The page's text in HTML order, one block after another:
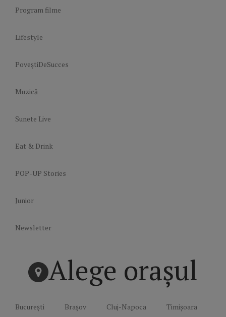
Program filme
Lifestyle
PoveștiDeSucces
Muzică
Sunete Live
Eat & Drink
POP-UP Stories
Junior
Newsletter
Alege orașul
București Brașov Cluj-Napoca Timișoara